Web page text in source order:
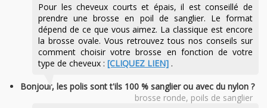
Pour les cheveux courts et épais, il est conseillé de
prendre une brosse en poil de sanglier. Le format
dépend de ce que vous aimez. La classique est encore
la brosse ovale. Vous retrouvez tous nos conseils sur
comment choisir votre brosse en fonction de votre
type de cheveux : [CLIQUEZ LIEN] .
Bonjour, les polis sont t'ils 100 % sanglier ou avec du nylon ?
brosse ronde, poils de sanglier